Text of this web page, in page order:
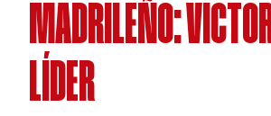
MADRILEÑO:
LÍDER